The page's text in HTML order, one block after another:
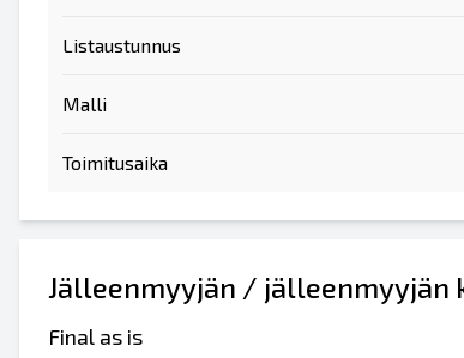
Listaustunnus
Malli
Toimitusaika
Jälleenmyyjän / jälleenmyyjän
Final as is